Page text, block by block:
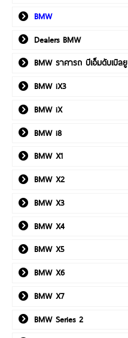
BMW
Dealers BMW
BMW ราคารถ บีเอ็มดับเบิลยู
BMW iX3
BMW iX
BMW i8
BMW X1
BMW X2
BMW X3
BMW X4
BMW X5
BMW X6
BMW X7
BMW Series 2